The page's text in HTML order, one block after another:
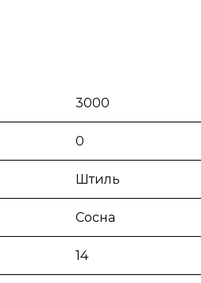
3000
0
Штиль
Сосна
14